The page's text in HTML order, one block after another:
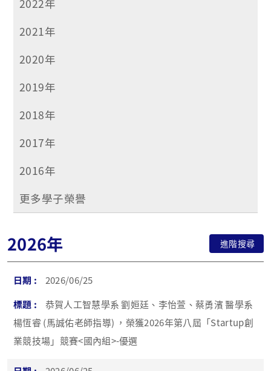
2022年
2021年
2020年
2019年
2018年
2017年
2016年
更多學子榮譽
2026年 進階搜尋
2026/06/25
恭賀人工智慧學系 劉姮廷、李怡萱、蔡勇濱 醫學系
楊恆睿 (馬誠佑老師指導) ，榮獲2026年第八屆「Startup創
業競技場」競賽<國內組>-優選